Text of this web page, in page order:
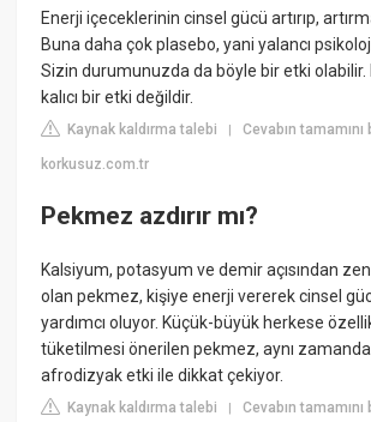
Enerji içeceklerinin cinsel gücü artırıp,
Buna daha çok plasebo, yani yalancı
Sizin durumunuzda da böyle bir etki olabilir.
kalıcı bir etki değildir.
Kaynak kaldırma talebi |Cevabın
korkusuz.com.tr
Pekmez azdırır mı?
Kalsiyum, potasyum ve demir açısından
olan pekmez, kişiye enerji vererek cinsel
yardımcı oluyor. Küçük-büyük herkese
tüketilmesi önerilen pekmez, aynı zamanda
afrodizyak etki ile dikkat çekiyor.
Kaynak kaldırma talebi |Cevabın